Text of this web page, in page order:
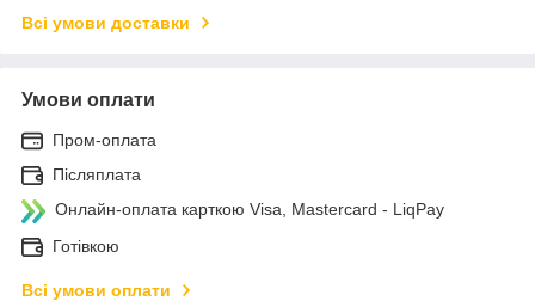
Всі умови доставки
Умови оплати
Пром-оплата
Післяплата
Онлайн-оплата карткою Visa, Mastercard - LiqPay
Готівкою
Всі умови оплати